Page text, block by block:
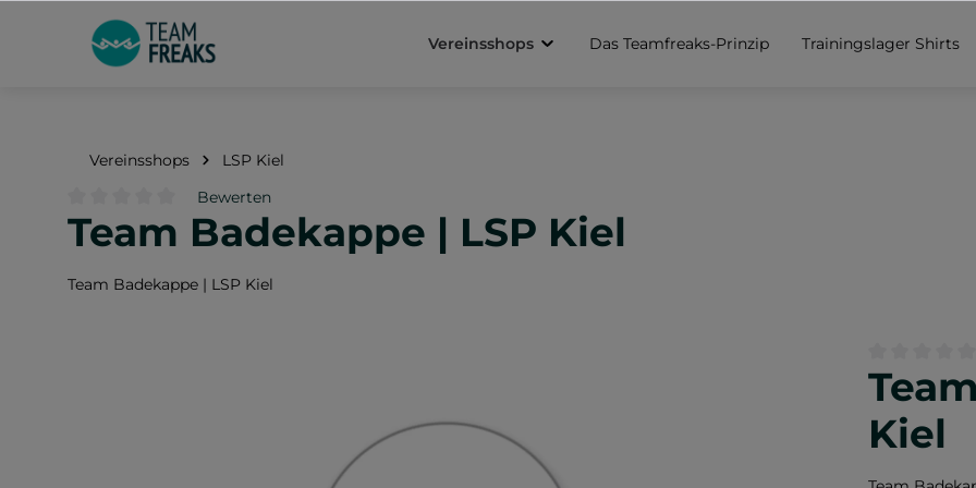
Zur Hauptnavigation springen
Vereinsshops
Das Teamfreaks-Prinzip Trainingslager Shirts
Vereinsshops LSP Kiel
Durchschnittliche Bewertung von 0 von 5 Sternen
Bewerten
Team Badekappe | LSP Kiel
Team Badekappe | LSP Kiel
Kiel